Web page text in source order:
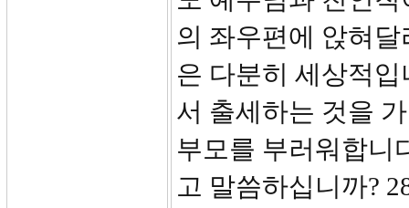
의 좌우편에 앉혀
은 다분히 세상적
서 출세하는 것을
부모를 부러워합니
고 말씀하십니까?